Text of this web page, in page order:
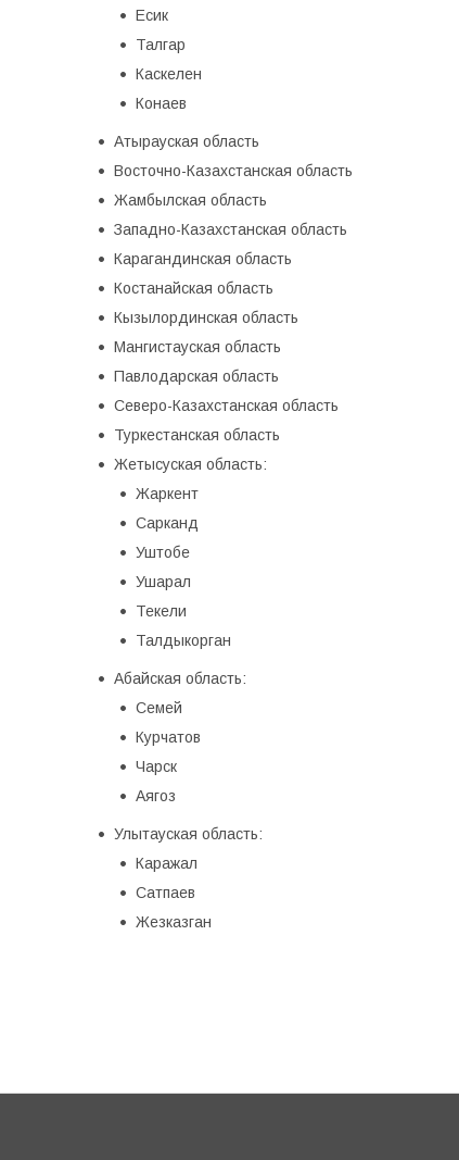
Есик
Талгар
Каскелен
Конаев
Атырауская область
Восточно-Казахстанская область
Жамбылская область
Западно-Казахстанская область
Карагандинская область
Костанайская область
Кызылординская область
Мангистауская область
Павлодарская область
Северо-Казахстанская область
Туркестанская область
Жетысуская область:
Жаркент
Сарканд
Уштобе
Ушарал
Текели
Талдыкорган
Абайская область:
Семей
Курчатов
Чарск
Аягоз
Улытауская область:
Каражал
Сатпаев
Жезказган